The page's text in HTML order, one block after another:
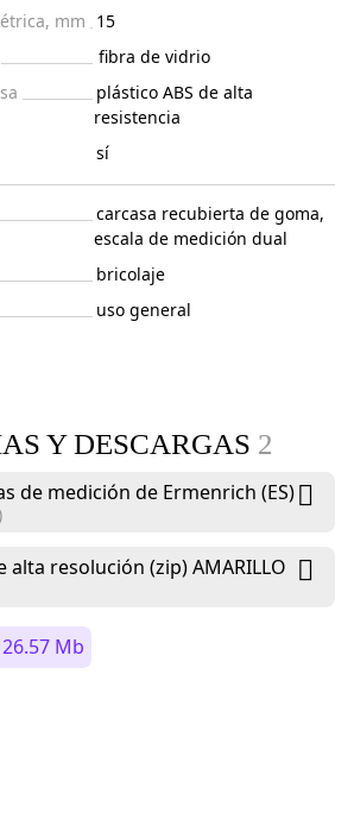
mm 15
fibra de vidrio
plástico ABS de alta
resistencia
sí
carcasa recubierta de goma,
escala de medición dual
bricolaje
uso general
Y DESCARGAS 2
de medición de Ermenrich (ES)
alta resolución (zip) AMARILLO
Mb